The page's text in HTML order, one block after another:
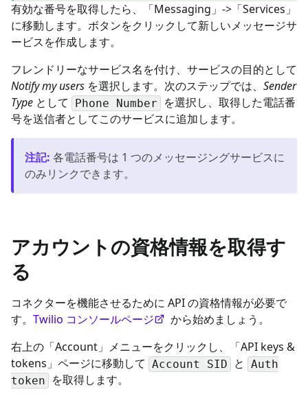
有効な番号を取得したら、「Messaging」->「Services」
に移動します。ボタンをクリックして新しいメッセージサ
ービスを作成します。
フレンドリーなサービス名を付け、サービスの目的として
Notify my users を選択します。次のステップでは、 Sender
Type として Phone Number
を選択し、取得した電話番
号を送信者としてこのサービスに追加します。
注記: 各電話番号は 1 つのメッセージングサービスに
のみリンクできます。
アカウントの資格情報を取得す
る
コネクターを機能させるために API の資格情報が必要で
す。 Twilio コンソールページ
から始めましょう。
右上の「Account」メニューをクリックし、「API keys &
tokens」ページに移動して Account SID と
Auth
token
を取得します。